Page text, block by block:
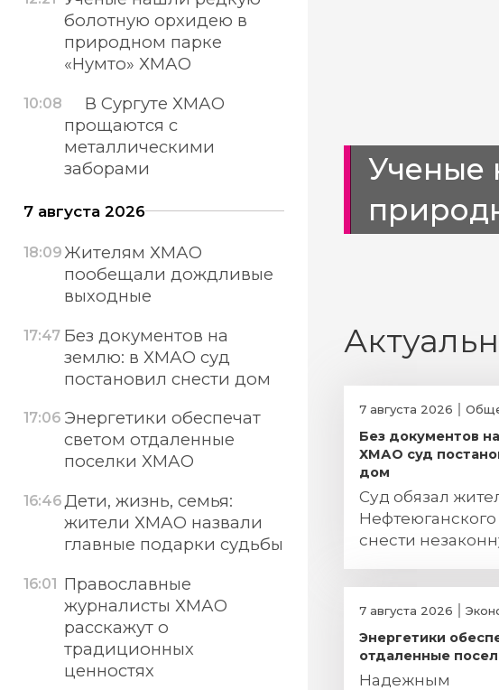
Ученые
болотную орхидею в
природном парке
«Нумто» ХМАО
10:08
В Сургуте ХМАО
прощаются с
металлическими
заборами
7 августа 2026
18:09Жителям ХМАО
пообещали дождливые
выходные
17:47 Без документов на
землю: в ХМАО суд
постановил снести дом
17:06 Энергетики обеспечат
светом отдаленные
поселки ХМАО
16:46Дети, жизнь, семья:
жители ХМАО назвали
главные подарки судьбы
16:01 Православные
журналисты ХМАО
расскажут о
традиционных
ценностях
7 августа 2026
Без документов
ХМАО суд
дом
Суд обязал
снести
7 августа 2026
Энергетики
отдаленные
Надежным